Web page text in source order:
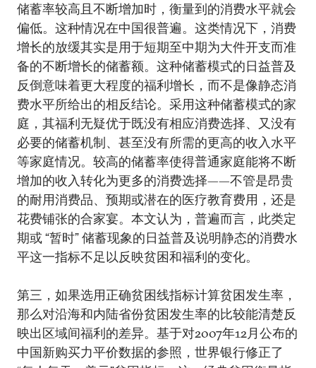
储蓄率较高且不断增加时，衡量到的消费水平就会
偏低。这种情况在中国很普遍。这类情况下，消费
增长的放缓其实是用于短期至中期为大件开支而准
备的不断增长的储蓄额。这种储蓄模式的日益普及
反倒意味着更大程度的福利增长，而不是像静态消
费水平所给出的相反结论。采用这种储蓄模式的家
庭，其福利无疑优于既没有相应消费选择、又没有
必要的储蓄机制、甚至没有所需的更高的收入水平
等家庭情况。较高的储蓄率使得普通家庭能将不断
增加的收入转化为更多的消费选择­——不管是昂贵
的耐用消费品、预期或潜在的医疗教育费用，还是
花费铺张的合家宴。本文认为，普遍而言，此类定
期或 “暂时” 储蓄现象的日益普及说明静态的消费水
平这一指标不足以反映贫困和福利的变化。
第三，如果选用正确贫困线指标计算贫困发生率，
那么对沿海和内陆省份贫困发生率的比较能清楚反
映出区域间福利的差异。基于对2007年12月公布的
中国新购买力平价数据的参照，世界银行修正了